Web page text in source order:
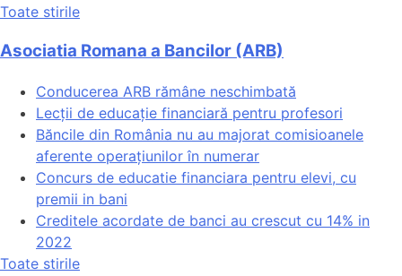
Toate stirile
Asociatia Romana a Bancilor (ARB)
Conducerea ARB rămâne neschimbată
Lecții de educație financiară pentru profesori
Băncile din România nu au majorat comisioanele
aferente operațiunilor în numerar
Concurs de educatie financiara pentru elevi, cu
premii in bani
Creditele acordate de banci au crescut cu 14% in
2022
Toate stirile